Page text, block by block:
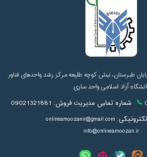
طبرستان، نبش کوچه طلیعه مرکز رشد واحدهای فناور
آزاد اسلامی واحد ساری
شماره تماس مدیریت فروش: 09021321881
onlineamoozanir@gmail.com
info@onlineamoozan.ir